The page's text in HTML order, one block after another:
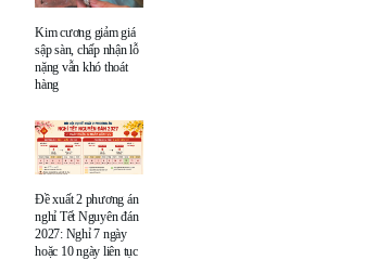
Kim cương giảm giá
sập sàn, chấp nhận lỗ
nặng vẫn khó thoát
hàng
Đề xuất 2 phương án
nghỉ Tết Nguyên đán
2027: Nghỉ 7 ngày
hoặc 10 ngày liên tục